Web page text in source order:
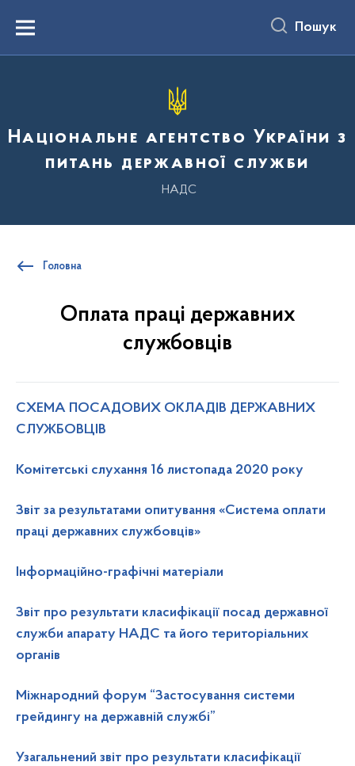
вмістуMenu Пошук
Національне агентство України з
питань державної служби
НАДС
Головна
Оплата праці державних
службовців
СХЕМА ПОСАДОВИХ ОКЛАДІВ ДЕРЖАВНИХ
СЛУЖБОВЦІВ
Комітетські слухання 16 листопада 2020 року
Звіт за результатами опитування «Система оплати
праці державних службовців»
Інформаційно-графічні матеріали
Звіт про результати класифікації посад державної
служби апарату НАДС та його територіальних
органів
Міжнародний форум “Застосування системи
грейдингу на державній службі”
Узагальнений звіт про результати класифікації